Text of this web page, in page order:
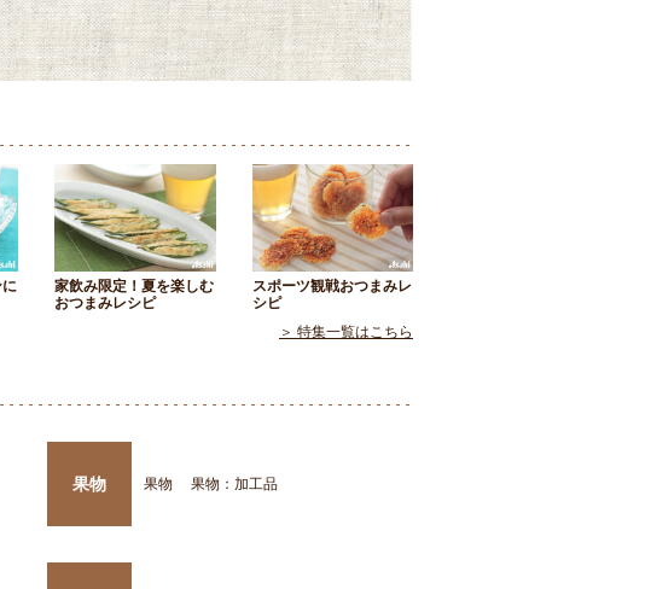
家飲み限定！夏を楽しむ
おつまみレシピ
スポーツ観戦おつまみレ
シピ
＞ 特集一覧はこちら
果物 果物 果物：加工品